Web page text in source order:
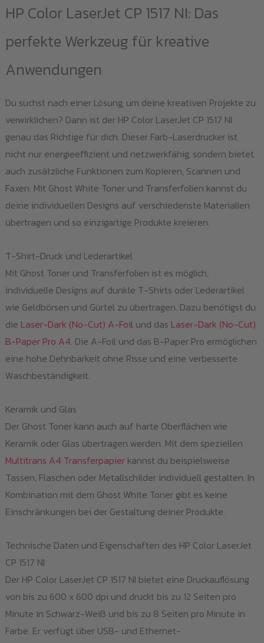
HP Color LaserJet CP 1517 NI: Das
perfekte Werkzeug für kreative
Anwendungen
Du suchst nach einer Lösung, um deine kreativen Projekte zu
verwirklichen? Dann ist der HP Color LaserJet CP 1517 NI
genau das Richtige für dich. Dieser Farb-Laserdrucker ist
nicht nur energieeffizient und netzwerkfähig, sondern bietet
auch zusätzliche Funktionen zum Kopieren, Scannen und
Faxen. Mit Ghost White Toner und Transferfolien kannst du
deine individuellen Designs auf verschiedenste Materialien
übertragen und so einzigartige Produkte kreieren.
T-Shirt-Druck und Lederartikel
Mit Ghost Toner und Transferfolien ist es möglich,
individuelle Designs auf dunkle T-Shirts oder Lederartikel
wie Geldbörsen und Gürtel zu übertragen. Dazu benötigst du
die Laser-Dark (No-Cut) A-Foilund das Laser-Dark (No-Cut)
B-Paper Pro A4. Die A-Foil und das B-Paper Pro ermöglichen
eine hohe Dehnbarkeit ohne Risse und eine verbesserte
Waschbeständigkeit.
Keramik und Glas
Der Ghost Toner kann auch auf harte Oberflächen wie
Keramik oder Glas übertragen werden. Mit dem speziellen
Multitrans A4 Transferpapierkannst du beispielsweise
Tassen, Flaschen oder Metallschilder individuell gestalten. In
Kombination mit dem Ghost White Toner gibt es keine
Einschränkungen bei der Gestaltung deiner Produkte.
Technische Daten und Eigenschaften des HP Color LaserJet
CP 1517 NI
Der HP Color LaserJet CP 1517 NI bietet eine Druckauflösung
von bis zu 600 x 600 dpi und druckt bis zu 12 Seiten pro
Minute in Schwarz-Weiß und bis zu 8 Seiten pro Minute in
Farbe. Er verfügt über USB- und Ethernet-